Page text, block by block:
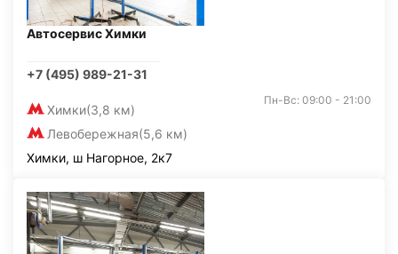
Автосервис Химки
+7 (495) 989-21-31
Химки(3,8 км)
Левобережная(5,6 км)
Пн-Вс: 09:00 - 21:00
Химки, ш Нагорное, 2к7